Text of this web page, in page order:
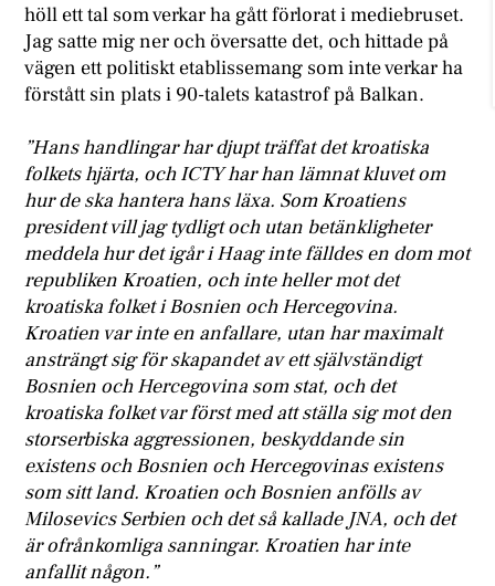
höll ett tal som verkar ha gått förlorat i mediebruset.
Jag satte mig ner och översatte det, och hittade på
vägen ett politiskt etablissemang som inte verkar ha
förstått sin plats i 90-talets katastrof på Balkan.
”Hans handlingar har djupt träffat det kroatiska
folkets hjärta, och ICTY har han lämnat kluvet om
hur de ska hantera hans läxa. Som Kroatiens
president vill jag tydligt och utan betänkligheter
meddela hur det igår i Haag inte fälldes en dom mot
republiken Kroatien, och inte heller mot det
kroatiska folket i Bosnien och Hercegovina.
Kroatien var inte en anfallare, utan har maximalt
ansträngt sig för skapandet av ett självständigt
Bosnien och Hercegovina som stat, och det
kroatiska folket var först med att ställa sig mot den
storserbiska aggressionen, beskyddande sin
existens och Bosnien och Hercegovinas existens
som sitt land. Kroatien och Bosnien anfölls av
Milosevics Serbien och det så kallade JNA, och det
är ofrånkomliga sanningar. Kroatien har inte
anfallit någon.”